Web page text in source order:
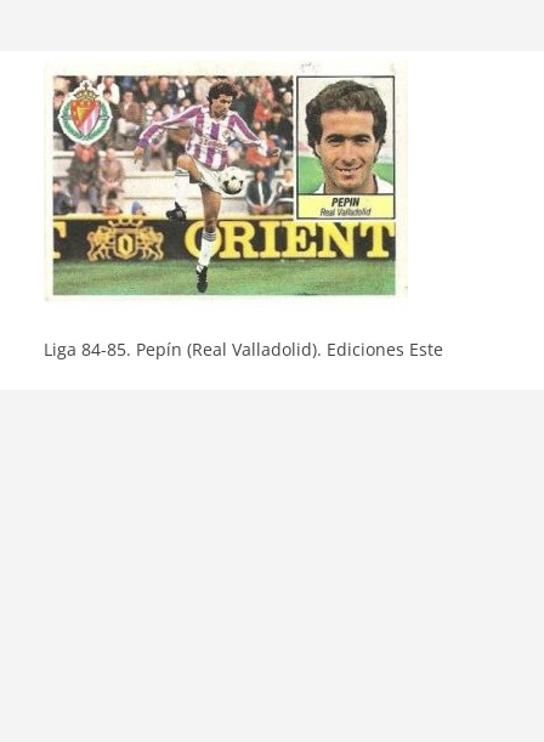
Liga 84-85. Pepín (Real Valladolid). Ediciones Este